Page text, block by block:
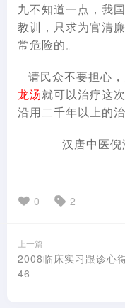
九不知道一点，我
教训，只求为官清
常危险的。
请民众不要担心
龙汤就可以治疗这
沿用二千年以上的
汉唐中医倪
0 2
上一篇
2008临床实习跟诊心
46